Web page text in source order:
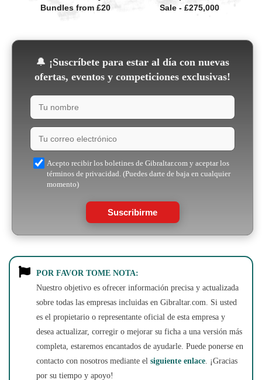
Bundles from £20
Sale - £275,000
🔔 ¡Suscríbete para estar al día con nuevas
ofertas, eventos y competiciones exclusivas!
Acepto recibir los boletines de Gibraltar.com y aceptar los
términos de privacidad. (Puedes darte de baja en cualquier
momento)
Suscribirme
POR FAVOR TOME NOTA:
Nuestro objetivo es ofrecer información precisa y actualizada
sobre todas las empresas incluidas en Gibraltar.com. Si usted
es el propietario o representante oficial de esta empresa y
desea actualizar, corregir o mejorar su ficha a una versión más
completa, estaremos encantados de ayudarle. Puede ponerse en
contacto con nosotros mediante el siguiente enlace. ¡Gracias
por su tiempo y apoyo!